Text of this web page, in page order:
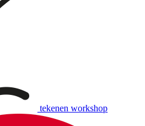
tekenen workshop